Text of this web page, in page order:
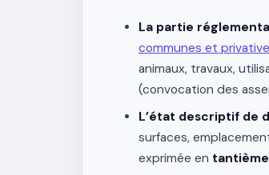
La partie
communes et
animaux, travaux,
(convocation des
L’état descriptif de
surfaces,
exprimée en